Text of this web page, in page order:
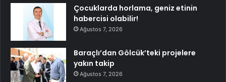
Çocuklarda horlama, geniz etinin
habercisi olabilir!
Ağustos 7, 2026
Baraçlı’dan Gölcük’teki projelere
yakın takip
Ağustos 7, 2026